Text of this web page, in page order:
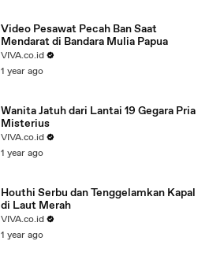
Video Pesawat Pecah Ban Saat
Mendarat di Bandara Mulia Papua
VIVA.co.id
1 year ago
Wanita Jatuh dari Lantai 19 Gegara Pria
Misterius
VIVA.co.id
1 year ago
Houthi Serbu dan Tenggelamkan Kapal
di Laut Merah
VIVA.co.id
1 year ago